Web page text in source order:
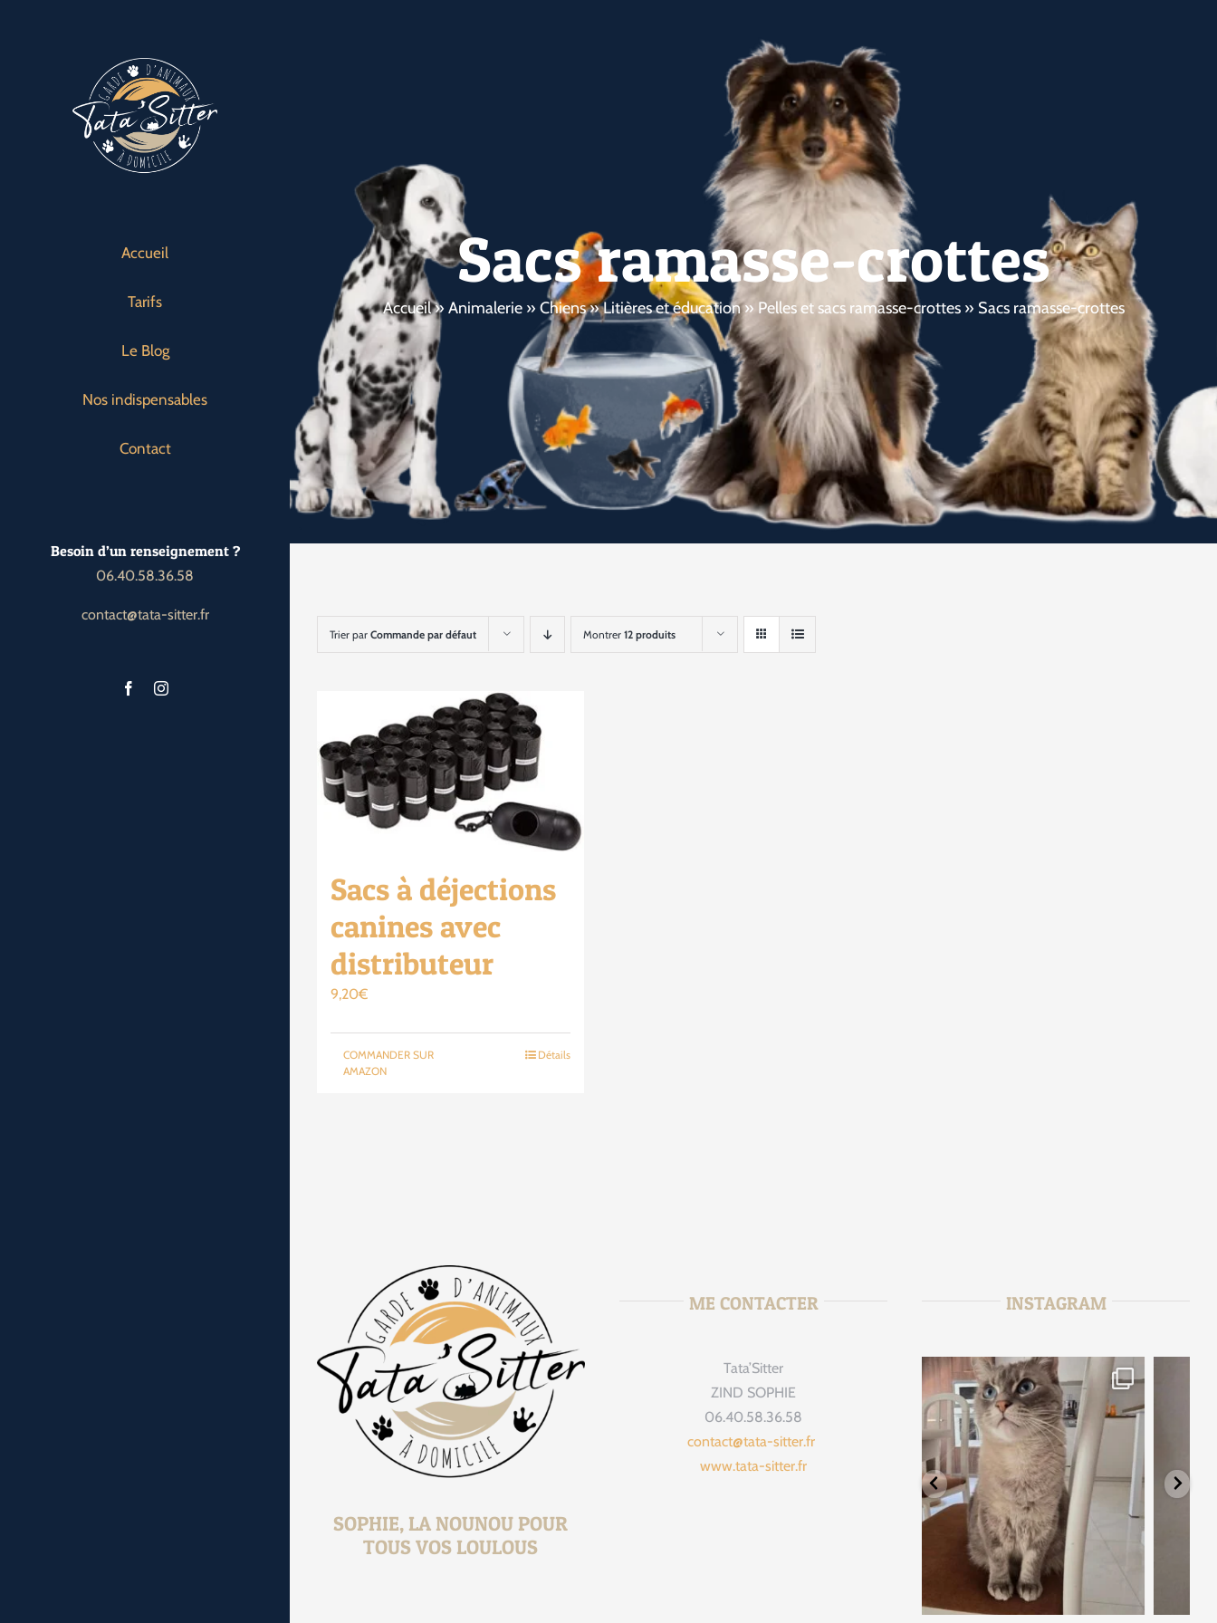
Accueil
Tarifs
Le Blog
Nos indispensables
Contact
Besoin d’un renseignement ?
06.40.58.36.58
contact@tata-sitter.fr
Sacs ramasse-crottes
Accueil» Animalerie» Chiens»Litières et éducation» Pelles et sacs ramasse-crottes» Sacs ramasse-crottes
Trier par Commande par défaut Montrer 12 produits
Sacs à déjections
canines avec
distributeur
9,20€
COMMANDER SUR
AMAZON
Détails
SOPHIE, LA NOUNOU POUR
TOUS VOS LOULOUS
ME CONTACTER
Tata’Sitter
ZIND SOPHIE
06.40.58.36.58
contact@tata-sitter.fr
www.tata-sitter.fr
INSTAGRAM
tata_sitter
Août 6
tata_sitter
Août 2